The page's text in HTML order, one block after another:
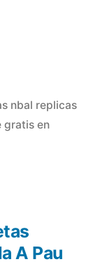
nbal replicas
gratis en
A Pau